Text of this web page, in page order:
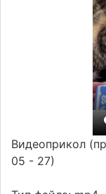
Видеоприкол
05 - 27)